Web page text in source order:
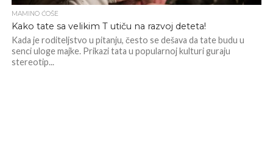
MAMINO ĆOŠE
Kako tate sa velikim T utiču na razvoj deteta!
Kada je roditeljstvo u pitanju, često se dešava da tate budu u
senci uloge majke. Prikazi tata u popularnoj kulturi guraju
stereotip...